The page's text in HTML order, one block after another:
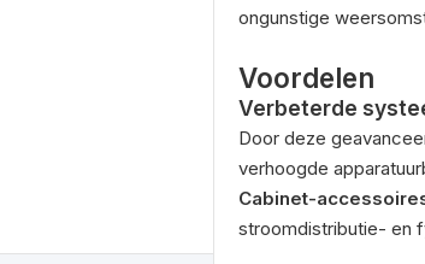
ongunstige
Voordelen
Verbeterde
Door deze
verhoogde
Cabinet-
stroomdistributie- en